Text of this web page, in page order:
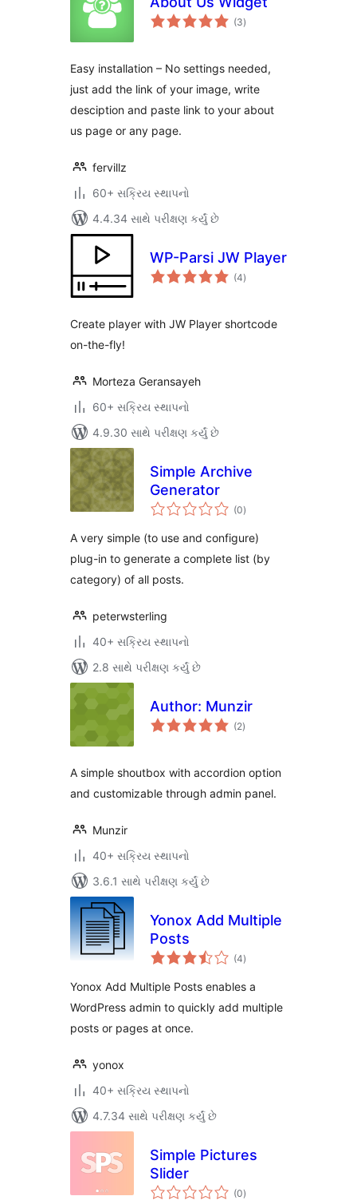
(3કુલ
રેટિંગ્સ
)
Easy installation – No settings needed,
just add the link of your image, write
desciption and paste link to your about
us page or any page.
fervillz
60+ સક્રિય સ્થાપનો
4.4.34 સાથે પરીક્ષણ કર્યું છે
WP-Parsi JW Player
(4કુલ
રેટિંગ્સ
)
Create player with JW Player shortcode
on-the-fly!
Morteza Geransayeh
60+ સક્રિય સ્થાપનો
4.9.30 સાથે પરીક્ષણ કર્યું છે
Simple Archive
Generator
(0કુલ
રેટિંગ્સ
)
A very simple (to use and configure)
plug-in to generate a complete list (by
category) of all posts.
peterwsterling
40+ સક્રિય સ્થાપનો
2.8 સાથે પરીક્ષણ કર્યું છે
Author: Munzir
(2કુલ
રેટિંગ્સ
)
A simple shoutbox with accordion option
and customizable through admin panel.
Munzir
40+ સક્રિય સ્થાપનો
3.6.1 સાથે પરીક્ષણ કર્યું છે
Yonox Add Multiple
Posts
(4કુલ
રેટિંગ્સ
)
Yonox Add Multiple Posts enables a
WordPress admin to quickly add multiple
posts or pages at once.
yonox
40+ સક્રિય સ્થાપનો
4.7.34 સાથે પરીક્ષણ કર્યું છે
Simple Pictures
Slider
(0કુલ
રેટિંગ્સ
)